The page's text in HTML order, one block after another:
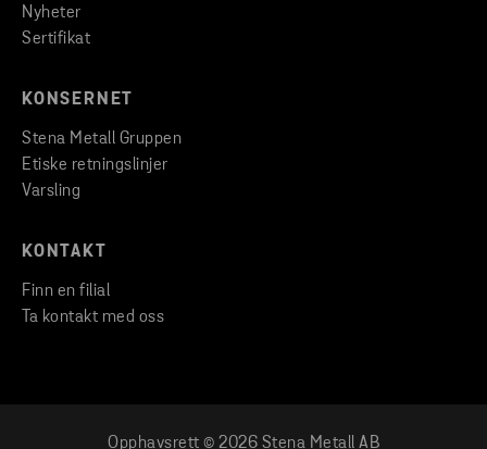
Nyheter
Sertifikat
KONSERNET
Stena Metall Gruppen
Etiske retningslinjer
Varsling
KONTAKT
Finn en filial
Ta kontakt med oss
Opphavsrett © 2026 Stena Metall AB